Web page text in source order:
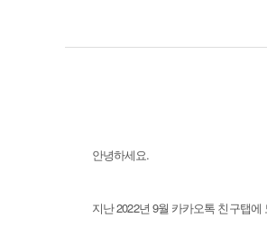
안녕하세요.
지난 2022년 9월 카카오톡 친구탭